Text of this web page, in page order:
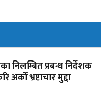
निलम्बित प्रबन्ध निर्देशक
भ्रष्टाचार मुद्दा